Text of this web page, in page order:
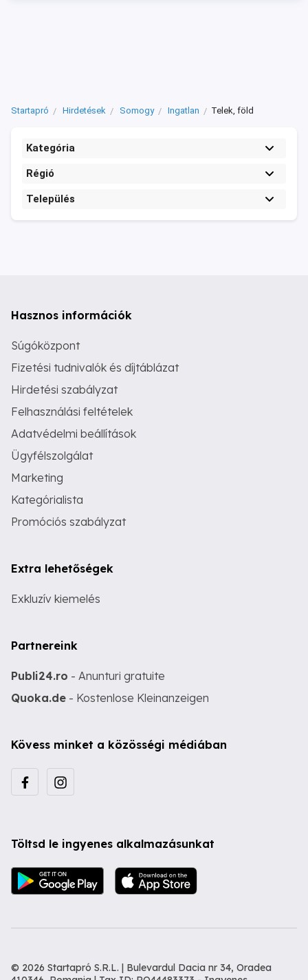
Startapró Hirdetések Somogy Ingatlan Telek, föld
Kategória
Régió
Település
Hasznos információk
Súgóközpont
Fizetési tudnivalók és díjtáblázat
Hirdetési szabályzat
Felhasználási feltételek
Adatvédelmi beállítások
Ügyfélszolgálat
Marketing
Kategórialista
Promóciós szabályzat
Extra lehetőségek
Exkluzív kiemelés
Partnereink
Publi24.ro - Anunturi gratuite
Quoka.de - Kostenlose Kleinanzeigen
Kövess minket a közösségi médiában
Töltsd le ingyenes alkalmazásunkat
© 2026 Startapró S.R.L. | Bulevardul Dacia nr 34, Oradea